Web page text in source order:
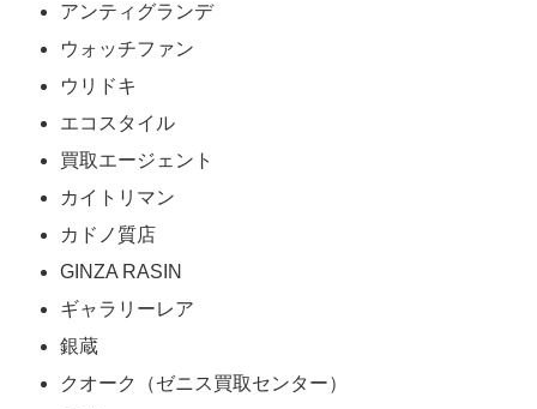
アンティグランデ
ウォッチファン
ウリドキ
エコスタイル
買取エージェント
カイトリマン
カドノ質店
GINZA RASIN
ギャラリーレア
銀蔵
クオーク（ゼニス買取センター）